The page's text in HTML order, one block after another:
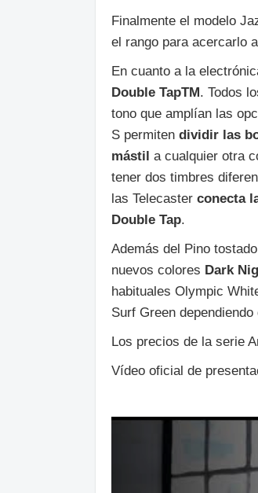
Finalmente el modelo
el rango para acercarlo
En cuanto a la
Double TapTM. Todos
tono que amplían las
S permiten dividir las
mástil a cualquier otra
tener dos timbres
las Telecaster conecta
Double Tap.
Además del Pino
nuevos colores Dark
habituales Olympic
Surf Green dependiendo
Los precios de la serie
Vídeo oficial de